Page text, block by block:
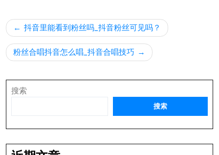
文
章
导
抖音里能看到粉丝吗_抖音粉丝可见吗？
粉丝合唱抖音怎么唱_抖音合唱技巧
搜索
搜索